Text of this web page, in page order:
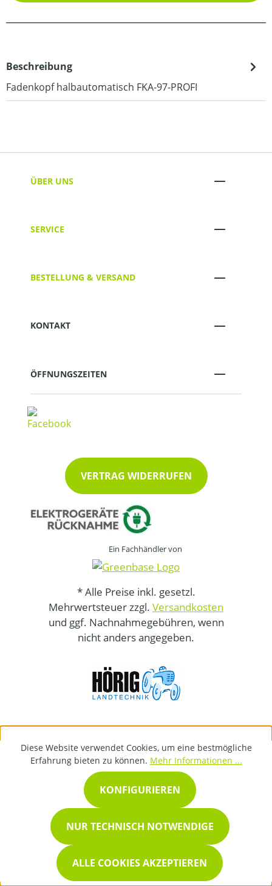
Beschreibung
Fadenkopf halbautomatisch FKA-97-PROFI
ÜBER UNS
SERVICE
BESTELLUNG & VERSAND
KONTAKT
ÖFFNUNGSZEITEN
VERTRAG WIDERRUFEN
Ein Fachhändler von
* Alle Preise inkl. gesetzl.
Mehrwertsteuer zzgl. Versandkosten
und ggf. Nachnahmegebühren, wenn
nicht anders angegeben.
Diese Website verwendet Cookies, um eine bestmögliche
Erfahrung bieten zu können. Mehr Informationen ...
NUR TECHNISCH NOTWENDIGE
KONFIGURIEREN
ALLE COOKIES AKZEPTIEREN